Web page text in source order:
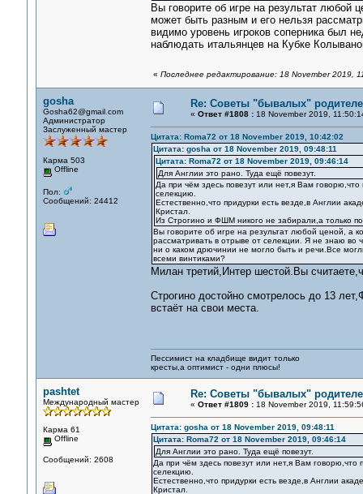
Вы говорите об игре на результат любой
может быть разным и его нельзя
видимо уровень игроков соперника был
наблюдать итальянцев на Кубке
« Последнее редактирование: 18 November 2019,
gosha
Gosha62@gmail.com
Администратор
Заслуженный мастер
Карма 503
Offline
Пол:
Сообщений: 24412
Re: Советы "бывалых"
« Ответ #1808 :18 November 2019,
Цитата: Roma72 от 18 November 2019, 10:42:02
Цитата: gosha от 18 November 2019, 09:48:11
Цитата: Roma72 от 18 November 2019, 09:46:14
Для Англии это рано. Туда ещё повезут.
Да при чём здесь повезут или нет,я Вам
селекцию.
Естественно,что придурки есть везде,в Англии
Кристал.
Из Строгино и ФШМ никого не забирали,а только
Вы говорите об игре на результат любой ценой, а
рассматривать в отрыве от селекции. Я не знаю во
ни о каком дрючинии не могло быть и речи.Все
всеми винтиками?
Милан третий,Интер шестой.Вы
Строгино достойно смотрелось до 13
встаёт на свои места.
Пессимист на кладбище видит только
кресты,а оптимист - одни плюсы!
pashtet
Международный мастер
Карма 61
Offline
Сообщений: 2608
Re: Советы "бывалых"
« Ответ #1809 :18 November 2019,
Цитата: gosha от 18 November 2019, 09:48:11
Цитата: Roma72 от 18 November 2019, 09:46:14
Для Англии это рано. Туда ещё повезут.
Да при чём здесь повезут или нет,я Вам говорю,что
селекцию.
Естественно,что придурки есть везде,в Англии
Кристал.